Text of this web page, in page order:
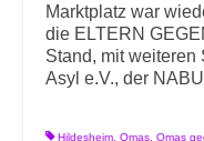
Marktplatz war
die ELTERN
Stand, mit
Asyl e.V., der
Hildesheim Omas Omas